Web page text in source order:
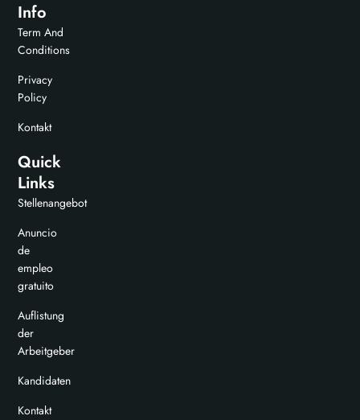
Info
Term And
Conditions
Privacy
Policy
Kontakt
Quick
Links
Stellenangebot
Anuncio
de
empleo
gratuito
Auflistung
der
Arbeitgeber
Kandidaten
Kontakt